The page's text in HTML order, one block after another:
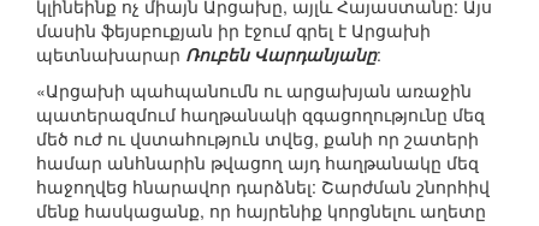
կլինեինք ոչ միայն Արցախը, այլև Հայաստանը: Այս
մասին ֆեյսբուքյան իր էջում գրել է Արցախի
պետնախարար Ռուբեն Վարդանյանը:
«Արցախի պահպանումն ու արցախյան առաջին
պատերազմում հաղթանակի զգացողությունը մեզ
մեծ ուժ ու վստահություն տվեց, քանի որ շատերի
համար անհնարին թվացող այդ հաղթանակը մեզ
հաջողվեց հնարավոր դարձնել: Շարժման շնորհիվ
մենք հասկացանք, որ հայրենիք կորցնելու աղետը